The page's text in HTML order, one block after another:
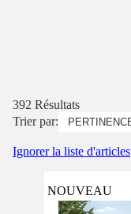
392 Résultats
Trier par:
Ignorer la liste d'articles
NOUVEAU